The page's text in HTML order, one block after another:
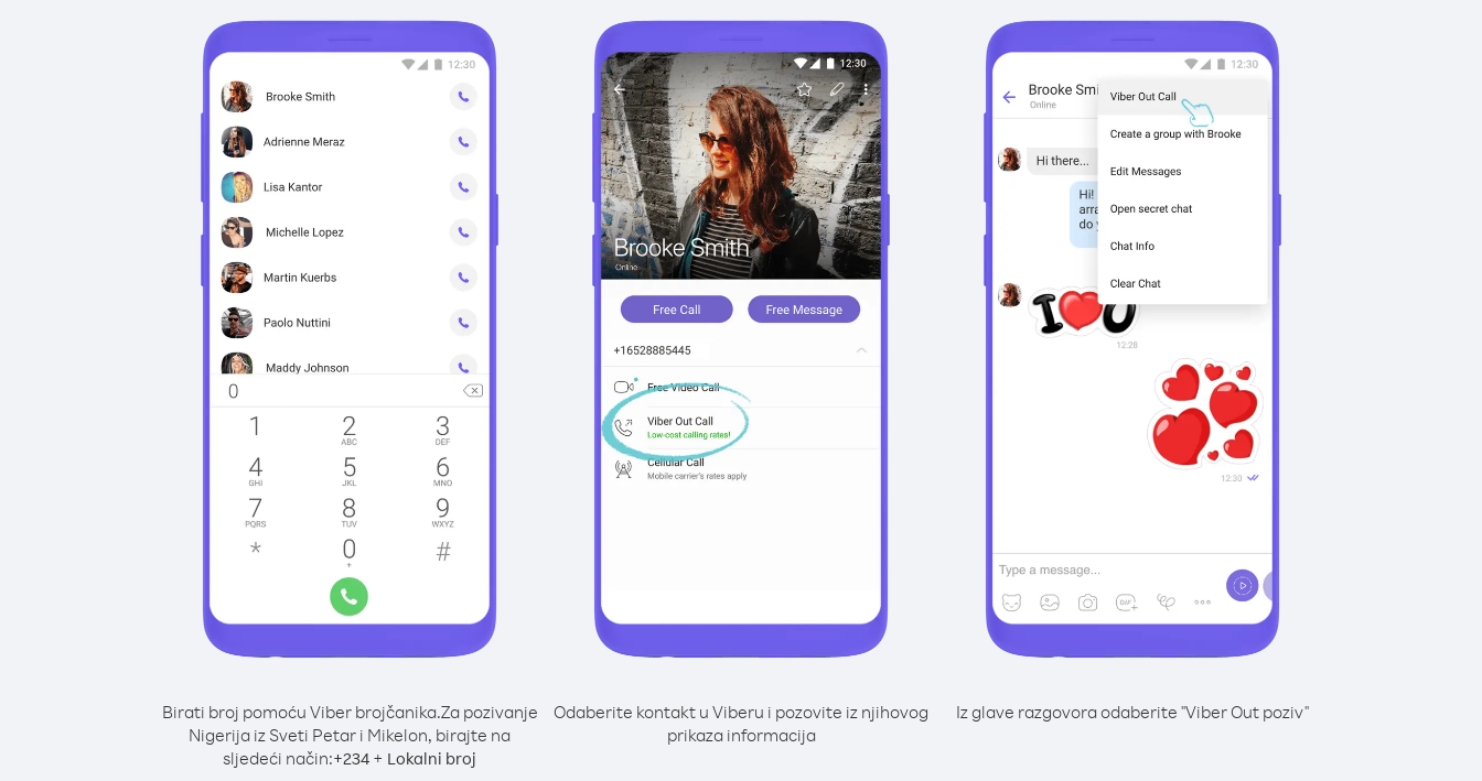
Birati broj pomoću Viber brojčanika.Za pozivanje
Nigerija iz Sveti Petar i Mikelon, birajte na
sljedeći način:+234 + Lokalni broj
Odaberite kontakt u Viberu i pozovite iz njihovog
prikaza informacija
Iz glave razgovora odaberite "Viber Out poziv"